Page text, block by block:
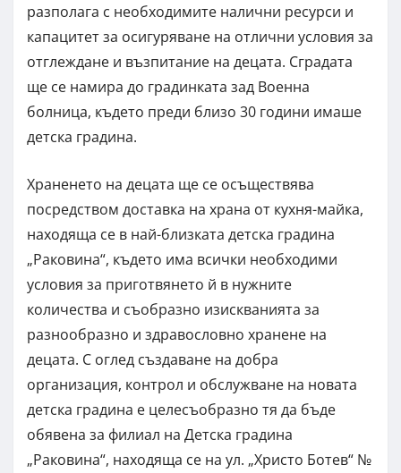
разполага с необходимите налични ресурси и
капацитет за осигуряване на отлични условия за
отглеждане и възпитание на децата. Сградата
ще се намира до градинката зад Военна
болница, където преди близо 30 години имаше
детска градина.
Храненето на децата ще се осъществява
посредством доставка на храна от кухня-майка,
находяща се в най-близката детска градина
„Раковина“, където има всички необходими
условия за приготвянето й в нужните
количества и съобразно изискванията за
разнообразно и здравословно хранене на
децата. С оглед създаване на добра
организация, контрол и обслужване на новата
детска градина е целесъобразно тя да бъде
обявена за филиал на Детска градина
„Раковина“, находяща се на ул. „Христо Ботев“ №